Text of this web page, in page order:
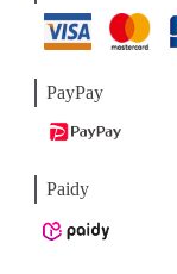
PayPay
Paidy